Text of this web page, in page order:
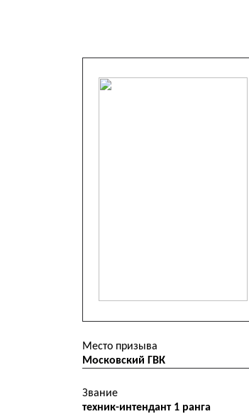
Место призыва
Московский ГВК
Звание
техник-интендант 1 ранга